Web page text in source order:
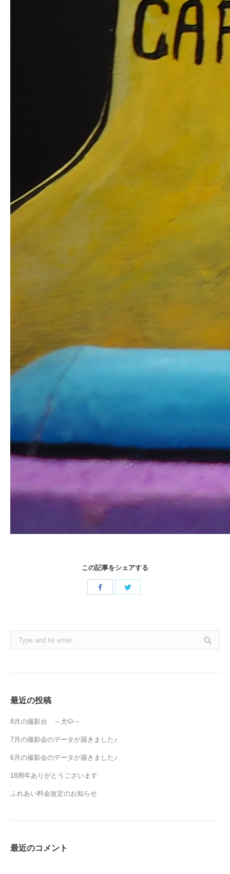
この記事をシェアする
Search:
最近の投稿
8月の撮影台 ～犬🐶～
7月の撮影会のデータが届きました♪
6月の撮影会のデータが届きました♪
18周年ありがとうございます
ふれあい料金改定のお知らせ
最近のコメント